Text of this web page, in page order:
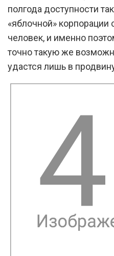
полгода доступности
«яблочной»
человек, и именно
точно такую же
удастся лишь в